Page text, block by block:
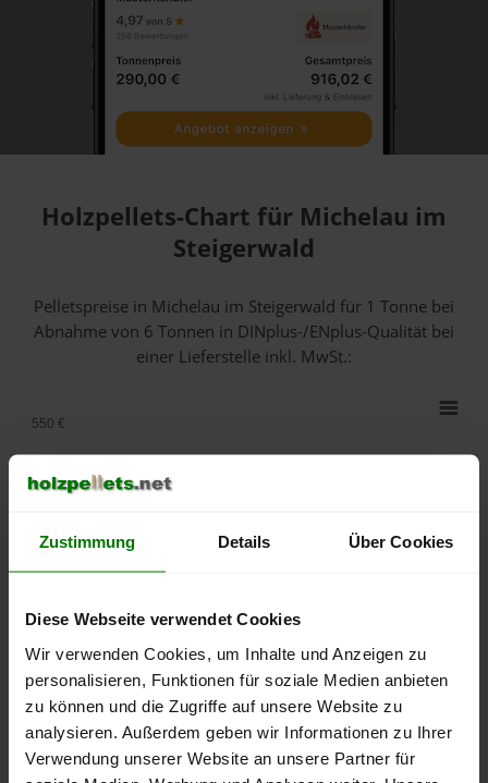
Zustimmung Details Über Cookies
Diese Webseite verwendet Cookies
Wir verwenden Cookies, um Inhalte und Anzeigen zu
personalisieren, Funktionen für soziale Medien anbieten
zu können und die Zugriffe auf unsere Website zu
analysieren. Außerdem geben wir Informationen zu Ihrer
Verwendung unserer Website an unsere Partner für
Holzpellets-Chart für Michelau im
Steigerwald
Pelletspreise in Michelau im Steigerwald für 1 Tonne bei
Abnahmevon 6 Tonnen in DINplus-/ENplus-Qualität bei
einer Lieferstelle inkl. MwSt.:
September
2025
Januar
2026
Mai
2026
250 €
350 €
400 €
500 €
550 €